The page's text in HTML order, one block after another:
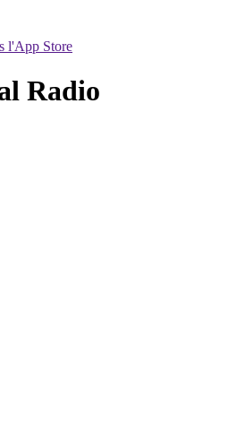
l'App Store
Radio